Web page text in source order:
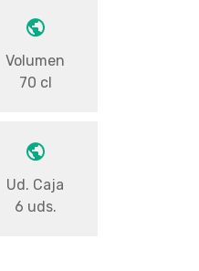
Volumen
70 cl
Ud. Caja
6 uds.